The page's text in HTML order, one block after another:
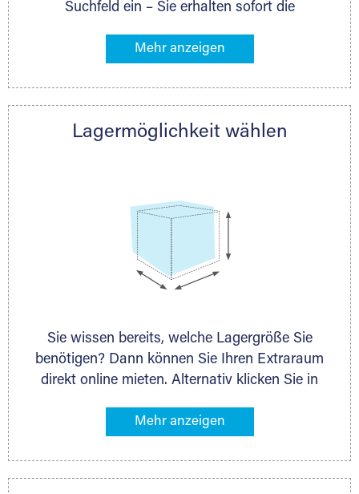
Suchfeld ein – Sie erhalten sofort die
Lagermöglichkeiten in Ihrer Nähe. An zahlreichen
direkt online mieten. Gibt es Extraraum noch
nächstgelegenen Partner und besprechen alles
Lagermöglichkeit wählen
Sie wissen bereits, welche Lagergröße Sie
benötigen? Dann können Sie Ihren Extraraum
direkt online mieten. Alternativ klicken Sie in
Gegenstände an, die Sie einlagern möchten –
ermittelt. Natürlich steht Ihnen Ihr Extraraum